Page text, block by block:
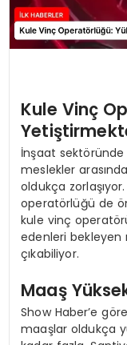
Kule Vinç
İnşaat
meslekler
oldukça
operatörlüğü de
kule vinç
edenleri bekleyen
çıkabiliyor.
Maaş
Show Haber’e
maaşlar oldukça